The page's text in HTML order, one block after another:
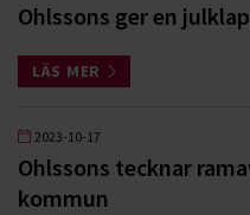
Ohlssons ger en
LÄS MER
2023-10-17
Ohlssons tecknar
kommun